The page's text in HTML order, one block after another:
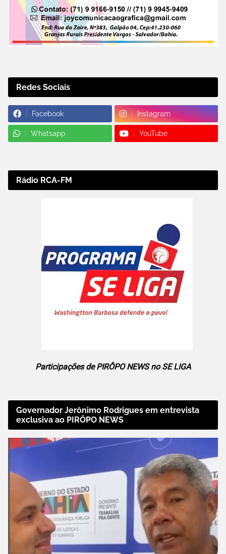
Redes Sociais
Facebook Instagram
Whatsapp YouTube
Rádio RCA-FM
Participações de PIRÔPO NEWS no SE LIGA
Governador Jerônimo Rodrigues em entrevista
exclusiva ao PIRÔPO NEWS